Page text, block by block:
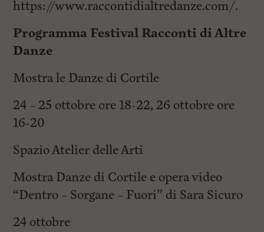
https://www.raccontidialtredanze.com/.
Programma Festival Racconti di Altre
Danze
Mostra le Danze di Cortile
24 – 25 ottobre ore 18-22, 26 ottobre ore
16-20
Spazio Atelier delle Arti
Mostra Danze di Cortile e opera video
“Dentro – Sorgane – Fuori” di Sara Sicuro
24 ottobre